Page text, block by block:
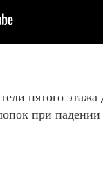
пятого
при